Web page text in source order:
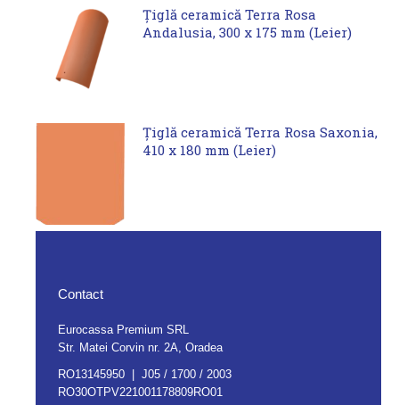
Țiglă ceramică Terra Rosa
Andalusia, 300 x 175 mm (Leier)
Țiglă ceramică Terra Rosa Saxonia,
410 x 180 mm (Leier)
Contact
Eurocassa Premium SRL
Str. Matei Corvin nr. 2A, Oradea
RO13145950 | J05 / 1700 / 2003
RO30OTPV221001178809RO01